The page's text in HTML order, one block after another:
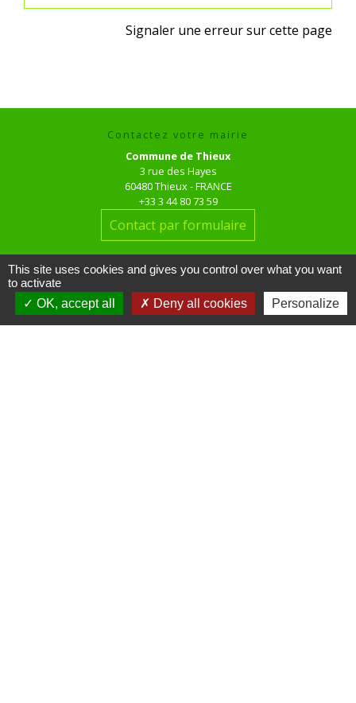
Signaler une erreur sur cette page
Contactez votre mairie
Commune de Thieux
3 rue des Hayes
60480 Thieux - FRANCE
+33 3 44 80 73 59
Contact par formulaire
Horaires d'ouverture au public
le jeudi de 16h00 à 17h00
This site uses cookies and gives you control over what you want
to activate
OK, accept all
Deny all cookies Personalize